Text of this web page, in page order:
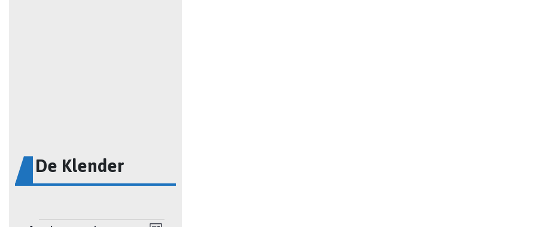
De Klender